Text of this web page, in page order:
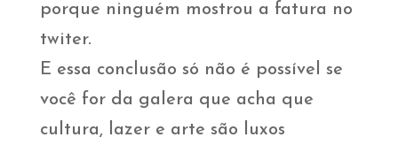
porque ninguém mostrou a fatura no
twiter.
E essa conclusão só não é possível se
você for da galera que acha que
cultura, lazer e arte são luxos